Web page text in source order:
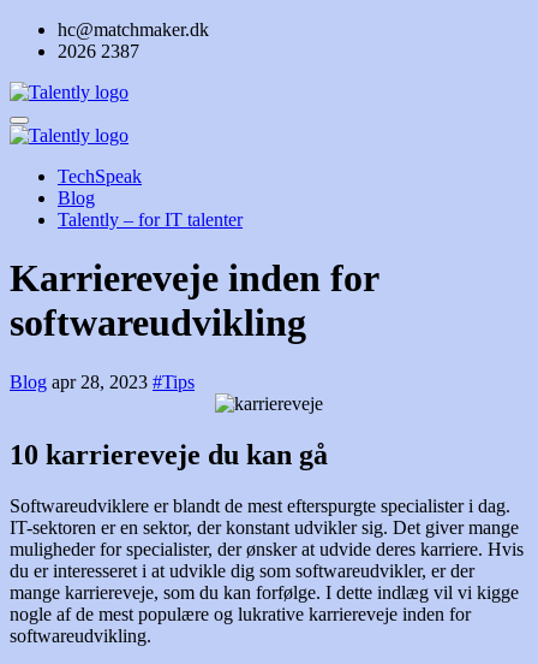
Skip
hc@matchmaker.dk
2026 2387
TechSpeak
Blog
Talently – for IT talenter
Karriereveje inden for
softwareudvikling
Blog apr 28, 2023 #Tips
10 karriereveje du kan gå
Softwareudviklere er blandt de mest efterspurgte specialister i dag.
IT-sektoren er en sektor, der konstant udvikler sig. Det giver mange
muligheder for specialister, der ønsker at udvide deres karriere. Hvis
du er interesseret i at udvikle dig som softwareudvikler, er der
mange karriereveje, som du kan forfølge. I dette indlæg vil vi kigge
nogle af de mest populære og lukrative karriereveje inden for
softwareudvikling.